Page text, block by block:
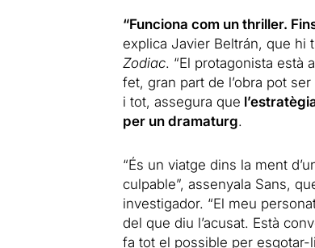
“Funciona com un thriller.
explica Javier Beltrán, que hi
Zodiac. “El protagonista està
fet, gran part de l’obra pot
i tot, assegura que
per un dramaturg.
“És un viatge dins la ment
culpable”, assenyala Sans,
investigador. “El meu
del que diu l’acusat. Està
fa tot el possible per